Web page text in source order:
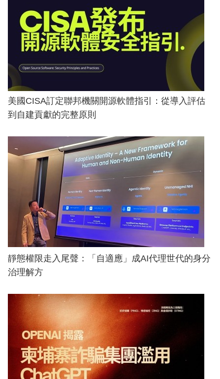
美國CISA訂定聯邦機關開源軟體指引：從導入評估
到自建貢獻的完整原則
靜態權限走入尾聲：「自適應」成AI代理世代的身分
治理解方